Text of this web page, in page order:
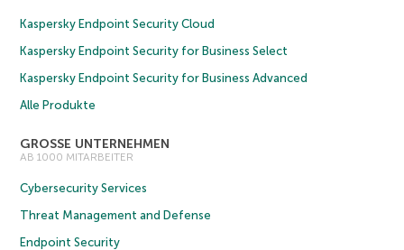
Kaspersky Endpoint Security Cloud
Kaspersky Endpoint Security for Business Select
Kaspersky Endpoint Security for Business Advanced
Alle Produkte
GROSSE UNTERNEHMEN
AB 1000 MITARBEITER
Cybersecurity Services
Threat Management and Defense
Endpoint Security